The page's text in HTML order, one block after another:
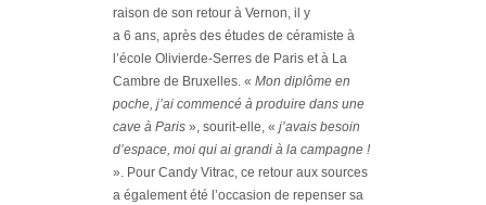
raison de son retour à Vernon, il y
a 6 ans, après des études de céramiste à
l’école Olivierde-Serres de Paris et à La
Cambre de Bruxelles. « Mon diplôme en
poche, j’ai commencé à produire dans une
cave à Paris », sourit-elle, « j’avais besoin
d’espace, moi qui ai grandi à la campagne !
». Pour Candy Vitrac, ce retour aux sources
a également été l’occasion de repenser sa